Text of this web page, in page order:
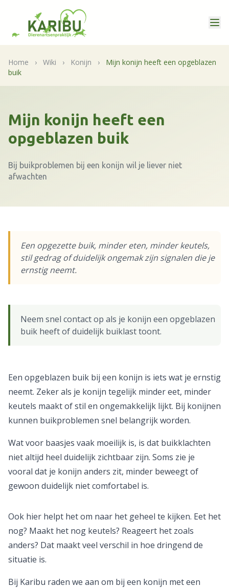
Home › Wiki › Konijn ›
Mijn konijn heeft een opgeblazen
buik
Mijn konijn heeft een
opgeblazen buik
Bij buikproblemen bij een konijn wil je liever niet
afwachten
Een opgezette buik, minder eten, minder keutels,
stil gedrag of duidelijk ongemak zijn signalen die je
ernstig neemt.
Neem snel contact op als je konijn een opgeblazen
buik heeft of duidelijk buiklast toont.
Een opgeblazen buik bij een konijn is iets wat je ernstig
neemt. Zeker als je konijn tegelijk minder eet, minder
keutels maakt of stil en ongemakkelijk lijkt. Bij konijnen
kunnen buikproblemen snel belangrijk worden.
Wat voor baasjes vaak moeilijk is, is dat buikklachten
niet altijd heel duidelijk zichtbaar zijn. Soms zie je
vooral dat je konijn anders zit, minder beweegt of
gewoon duidelijk niet comfortabel is.
Ook hier helpt het om naar het geheel te kijken. Eet het
nog? Maakt het nog keutels? Reageert het zoals
anders? Dat maakt veel verschil in hoe dringend de
situatie is.
Bij Karibu raden we aan om bij een konijn met een